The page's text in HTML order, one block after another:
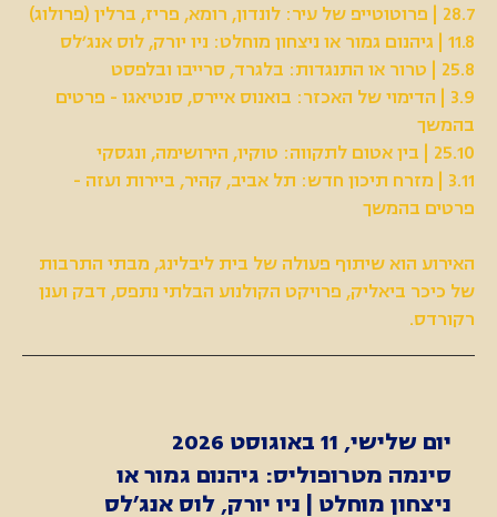
28.7 | פרוטוטייפ של עיר: לונדון, רומא, פריז, ברלין (פרולוג)
11.8 | גיהנום גמור או ניצחון מוחלט: ניו יורק, לוס אנג׳לס
25.8 | טרור או התנגדות: בלגרד, סרייבו ובלפסט
3.9 | הדימוי של האכזר: בואנוס איירס, סנטיאגו - פרטים
בהמשך
25.10 | בין אטום לתקווה: טוקיו, הירושימה, ונגסקי
3.11 | מזרח תיכון חדש: תל אביב, קהיר, ביירות ועזה -
פרטים בהמשך
האירוע הוא שיתוף פעולה של בית ליבלינג, מבתי התרבות
של כיכר ביאליק, פרויקט הקולנוע הבלתי נתפס, דבק וענן
רקורדס.
יום שלישי, 11 באוגוסט 2026
סינמה מטרופוליס: גיהנום גמור או
ניצחון מוחלט | ניו יורק, לוס אנג׳לס